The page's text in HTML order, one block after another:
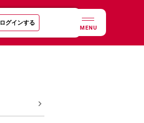
ログインする
MENU